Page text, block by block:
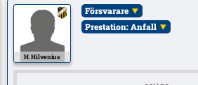
H. Hilvenius
Försvarare
Prestation: Anfall